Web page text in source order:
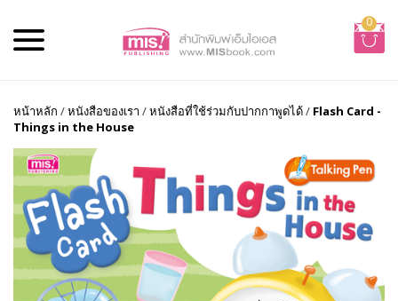
0
หน้าหลัก /หนังสือของเรา /หนังสือที่ใช้ร่วมกับปากกาพูดได้/ Flash Card -
Things in the House